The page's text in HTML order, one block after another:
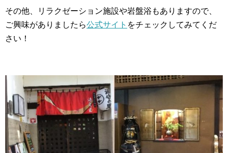
その他、リラクゼーション施設や岩盤浴もありますので、
ご興味がありましたら公式サイト をチェックしてみてくだ
さい！